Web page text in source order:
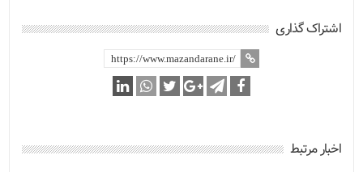
اشتراک گذاری
اخبار مرتبط